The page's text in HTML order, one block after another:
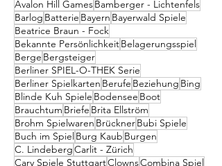
Avalon Hill GamesBamberger - Lichtenfels
Barlog Batterie Bayern Bayerwald Spiele
Beatrice Braun - Fock
Bekannte PersönlichkeitBelagerungsspiel
Berge Bergsteiger
Berliner SPIEL-O-THEK Serie
Berliner Spielkarten Berufe Beziehung Bing
Blinde Kuh Spiele Bodensee Boot
Brauchtum Briefe Brita Ellström
Brohm Spielwaren BrücknerBubi Spiele
Buch im SpielBurg Kaub Burgen
C. LindebergCarlit - Zürich
Cary Spiele StuttgartClownsCombina Spiel